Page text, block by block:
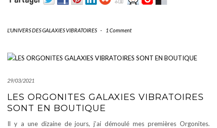
L'UNIVERS DES GALAXIES VIBRATOIRES - 1 Comment
29/03/2021
LES ORGONITES GALAXIES VIBRATOIRES
SONT EN BOUTIQUE
Il y a une dizaine de jours, j’ai démoulé mes premières Orgonites.